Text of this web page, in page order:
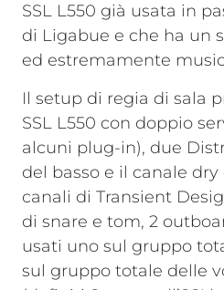
SSL L550 già usata in
di Ligabue e che ha un
ed estremamente
Il setup di regia di sala
SSL L550 con doppio
alcuni plug-in), due
del basso e il canale
canali di Transient
di snare e tom, 2
usati uno sul gruppo
sul gruppo totale delle